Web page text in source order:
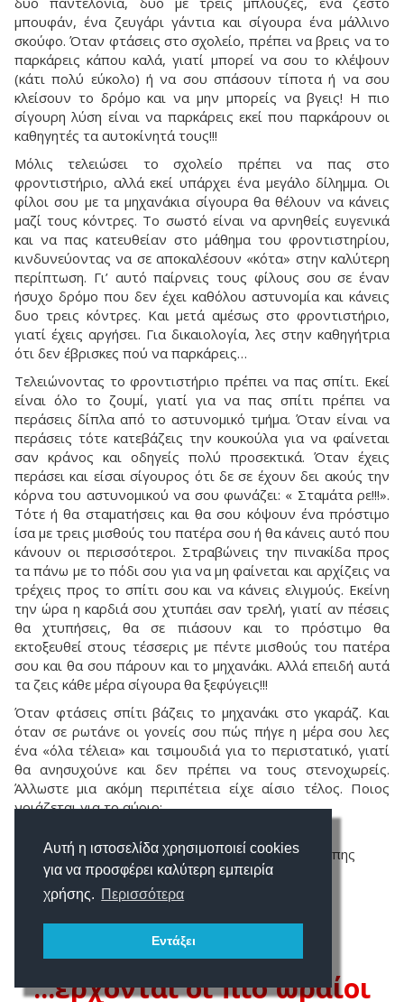
Αυτή η ιστοσελίδα χρησιμοποιεί cookies
για να προσφέρει καλύτερη εμπειρία
χρήσης. Περισσότερα
Εντάξει
μπουφάν, ένα ζευγάρι γάντια και σίγουρα ένα μάλλινο
σκούφο. Όταν φτάσεις στο σχολείο, πρέπει να βρεις να το
παρκάρεις κάπου καλά, γιατί μπορεί να σου το κλέψουν
(κάτι πολύ εύκολο) ή να σου σπάσουν τίποτα ή να σου
κλείσουν το δρόμο και να μην μπορείς να βγεις! Η πιο
σίγουρη λύση είναι να παρκάρεις εκεί που παρκάρουν οι
καθηγητές τα αυτοκίνητά τους!!!
Μόλις τελειώσει το σχολείο πρέπει να πας στο
φροντιστήριο, αλλά εκεί υπάρχει ένα μεγάλο δίλημμα. Οι
φίλοι σου με τα μηχανάκια σίγουρα θα θέλουν να κάνεις
μαζί τους κόντρες. Το σωστό είναι να αρνηθείς ευγενικά
και να πας κατευθείαν στο μάθημα του φροντιστηρίου,
κινδυνεύοντας να σε αποκαλέσουν «κότα» στην καλύτερη
περίπτωση. Γι’ αυτό παίρνεις τους φίλους σου σε έναν
ήσυχο δρόμο που δεν έχει καθόλου αστυνομία και κάνεις
δυο τρεις κόντρες. Και μετά αμέσως στο φροντιστήριο,
γιατί έχεις αργήσει. Για δικαιολογία, λες στην καθηγήτρια
ότι δεν έβρισκες πού να παρκάρεις…
Τελειώνοντας το φροντιστήριο πρέπει να πας σπίτι. Εκεί
είναι όλο το ζουμί, γιατί για να πας σπίτι πρέπει να
περάσεις δίπλα από το αστυνομικό τμήμα. Όταν είναι να
περάσεις τότε κατεβάζεις την κουκούλα για να φαίνεται
σαν κράνος και οδηγείς πολύ προσεκτικά. Όταν έχεις
περάσει και είσαι σίγουρος ότι δε σε έχουν δει ακούς την
κόρνα του αστυνομικού να σου φωνάζει: « Σταμάτα ρε!!!».
Τότε ή θα σταματήσεις και θα σου κόψουν ένα πρόστιμο
ίσα με τρεις μισθούς του πατέρα σου ή θα κάνεις αυτό που
κάνουν οι περισσότεροι. Στραβώνεις την πινακίδα προς
τα πάνω με το πόδι σου για να μη φαίνεται και αρχίζεις να
τρέχεις προς το σπίτι σου και να κάνεις ελιγμούς. Εκείνη
την ώρα η καρδιά σου χτυπάει σαν τρελή, γιατί αν πέσεις
θα χτυπήσεις, θα σε πιάσουν και το πρόστιμο θα
εκτοξευθεί στους τέσσερις με πέντε μισθούς του πατέρα
σου και θα σου πάρουν και το μηχανάκι. Αλλά επειδή αυτά
τα ζεις κάθε μέρα σίγουρα θα ξεφύγεις!!!
Όταν φτάσεις σπίτι βάζεις το μηχανάκι στο γκαράζ. Και
όταν σε ρωτάνε οι γονείς σου πώς πήγε η μέρα σου λες
ένα «όλα τέλεια» και τσιμουδιά για το περιστατικό, γιατί
θα ανησυχούνε και δεν πρέπει να τους στενοχωρείς.
Άλλωστε μια ακόμη περιπέτεια είχε αίσιο τέλος. Ποιος
νοιάζεται για το αύριο;
Λύκειο Διαπολιτισμικής Εκπαίδευσης Σαπών Ροδόπης
σχολική εφημερίδα Sapress,
www.gldesapwn.blogspot.com
...έρχονται οι πιο ωραίοι